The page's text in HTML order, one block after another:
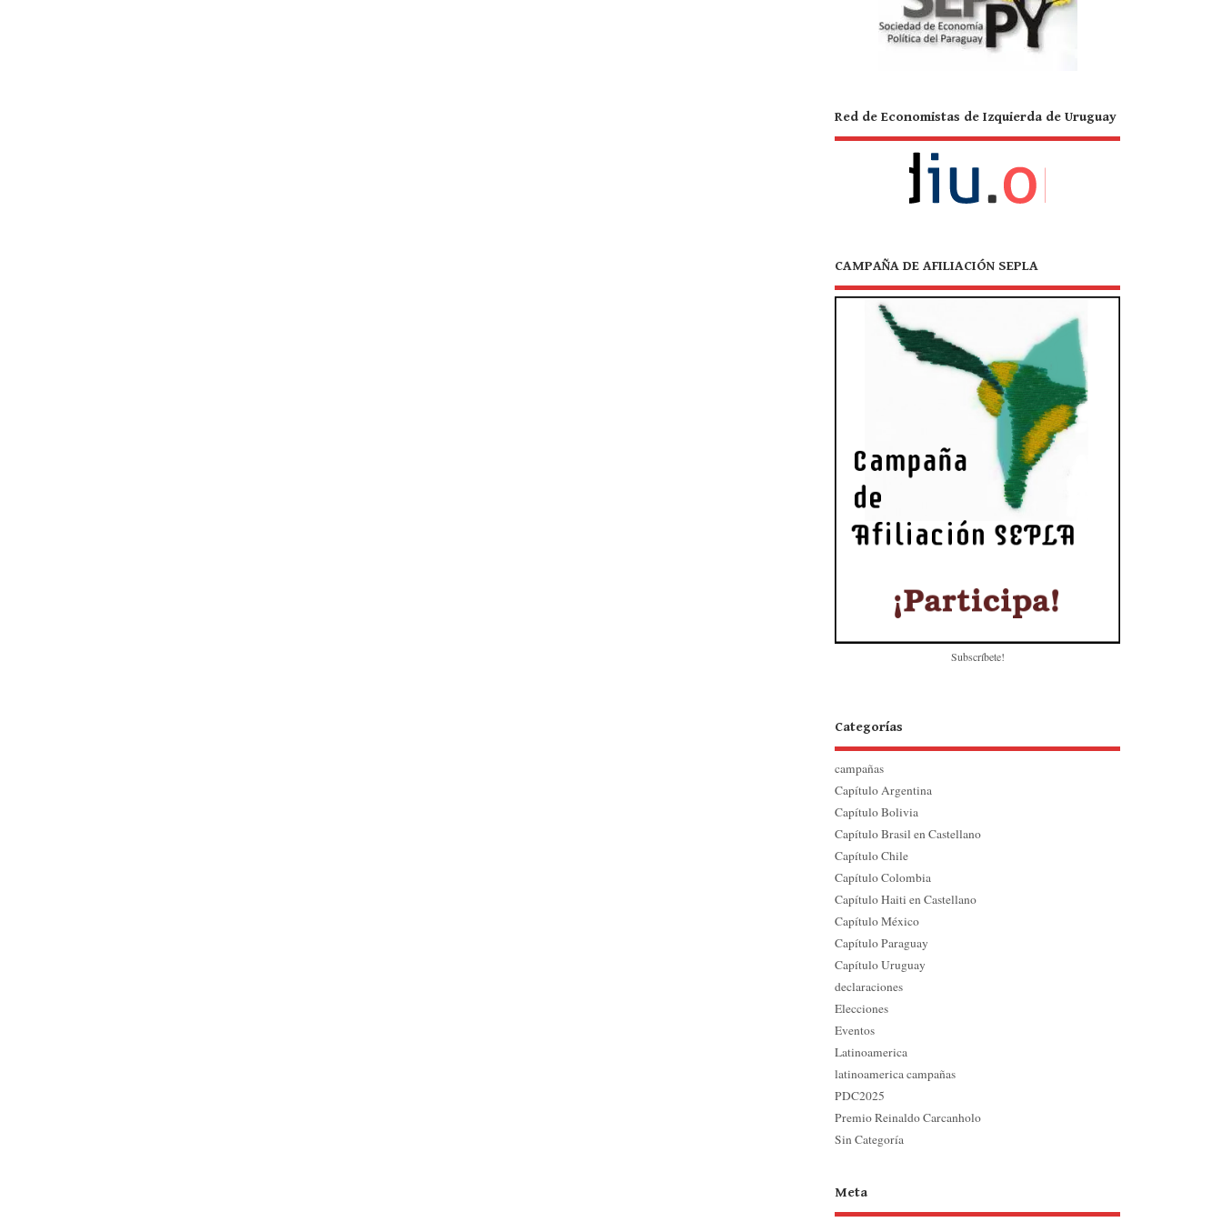
Red de Economistas de Izquierda de Uruguay
CAMPAÑA DE AFILIACIÓN SEPLA
Subscríbete!
Categorías
campañas
Capítulo Argentina
Capítulo Bolivia
Capítulo Brasil en Castellano
Capítulo Chile
Capítulo Colombia
Capítulo Haiti en Castellano
Capítulo México
Capítulo Paraguay
Capítulo Uruguay
declaraciones
Elecciones
Eventos
Latinoamerica
latinoamerica campañas
PDC2025
Premio Reinaldo Carcanholo
Sin Categoría
Meta